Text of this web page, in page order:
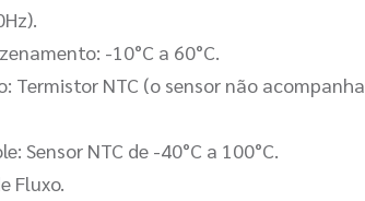
-10°C a 60°C.
Termistor NTC (o sensor não acompanha
Sensor NTC de -40°C a 100°C.
Fluxo.